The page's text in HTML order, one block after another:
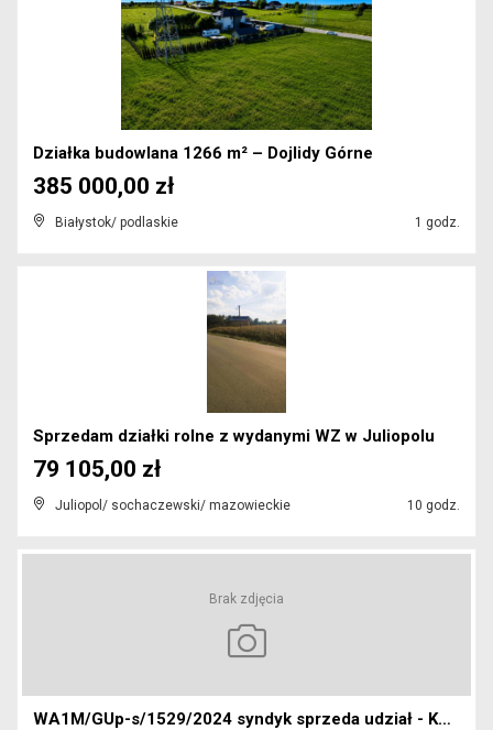
Działka budowlana 1266 m² – Dojlidy Górne
Białystok/ podlaskie 1 godz.
385 000,00 zł
Sprzedam działki rolne z wydanymi WZ w Juliopolu
Juliopol/ sochaczewski/ mazowieckie 10 godz.
79 105,00 zł
Brak zdjęcia
WA1M/GUp-s/1529/2024 syndyk sprzeda udział - KW RA...